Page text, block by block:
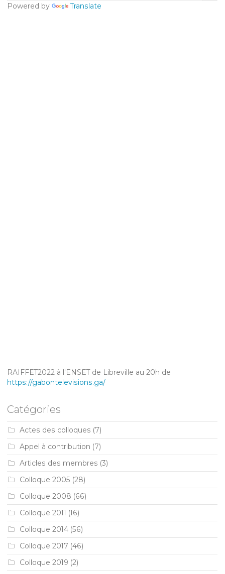
Powered by Translate
RAIFFET2022 à l'ENSET de Libreville au 20h de
https://gabontelevisions.ga/
Catégories
Actes des colloques (7)
Appel à contribution (7)
Articles des membres (3)
Colloque 2005 (28)
Colloque 2008 (66)
Colloque 2011 (16)
Colloque 2014 (56)
Colloque 2017 (46)
Colloque 2019 (2)